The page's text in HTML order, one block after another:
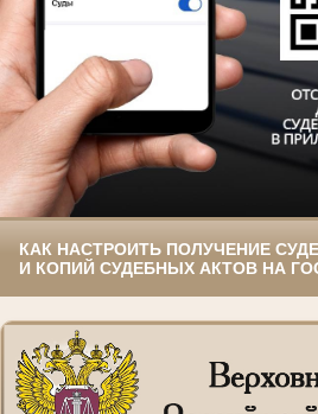
КАК НАСТРОИТЬ ПОЛУЧЕНИЕ
И КОПИЙ СУДЕБНЫХ АКТОВ НА